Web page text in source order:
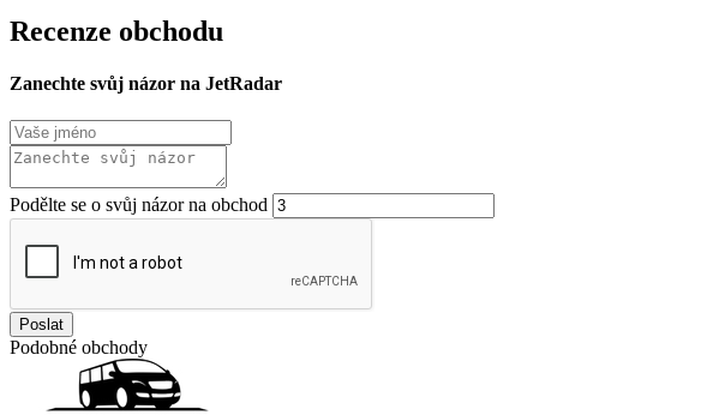
Recenze obchodu
Zanechte svůj názor na JetRadar
Podělte se o svůj názor na obchod
Poslat
Podobné obchody